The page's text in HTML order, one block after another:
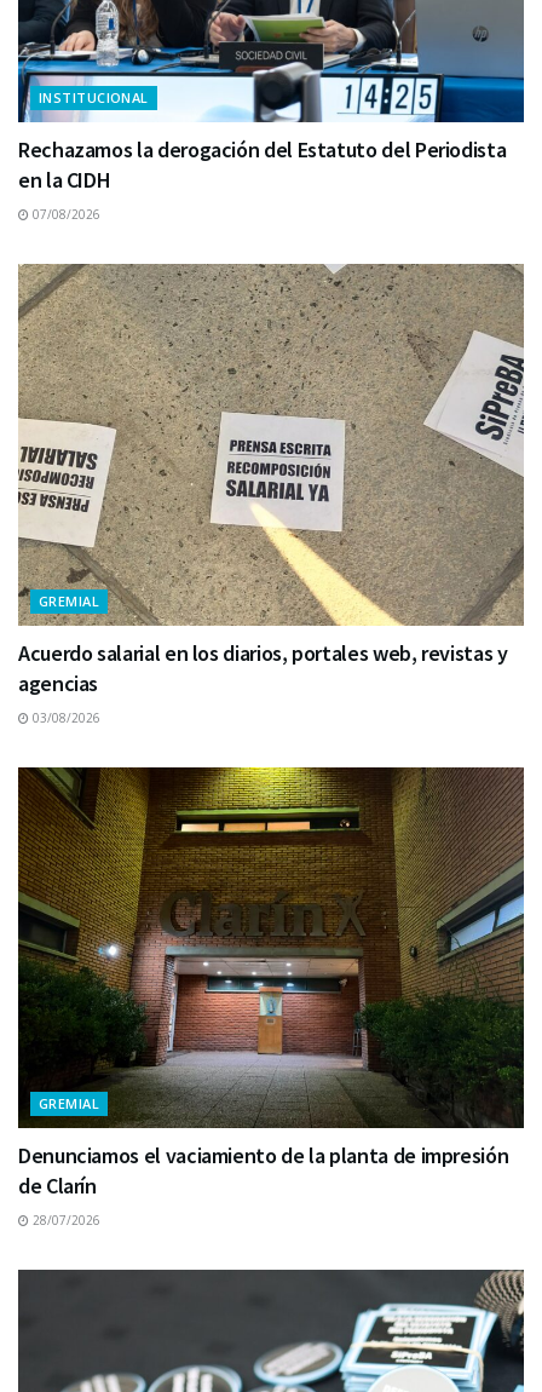
INSTITUCIONAL
Rechazamos la derogación del Estatuto del Periodista
en la CIDH
07/08/2026
GREMIAL
Acuerdo salarial en los diarios, portales web, revistas y
agencias
03/08/2026
GREMIAL
Denunciamos el vaciamiento de la planta de impresión
de Clarín
28/07/2026